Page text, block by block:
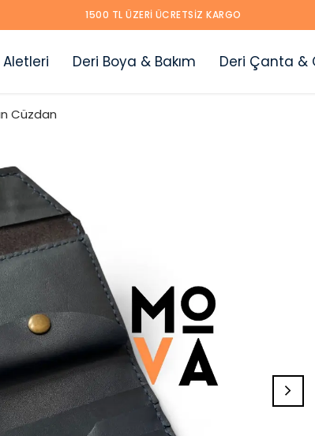
1500 TL ÜZERI ÜCRETSIZ KARGO
Aletleri Deri Boya & Bakım Deri Çanta &
Cüzdan